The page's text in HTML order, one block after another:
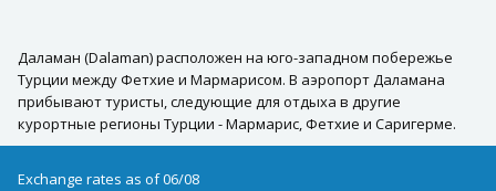
Даламан (Dalaman) расположен на юго-западном побережье
Турции между Фетхие и Мармарисом. В аэропорт Даламана
прибывают туристы, следующие для отдыха в другие
курортные регионы Турции - Мармарис, Фетхие и Саригерме.
Exchange rates as of 06/08